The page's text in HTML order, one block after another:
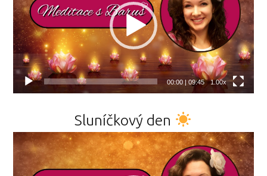
00:00| 09:45 1.00x
Sluníčkový den
Video
přehrávač